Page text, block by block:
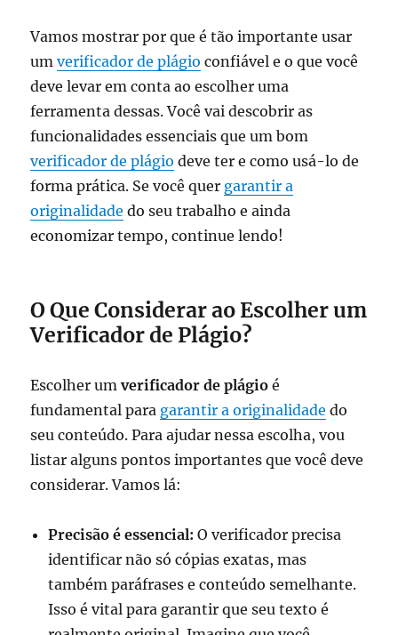
Vamos mostrar por que é tão importante usar
umverificador de plágio confiável e o que você
deve levar em conta ao escolher uma
ferramenta dessas. Você vai descobrir as
funcionalidades essenciais que um bom
verificador de plágio deve ter e como usá-lo de
forma prática. Se você quer garantir a
originalidade do seu trabalho e ainda
economizar tempo, continue lendo!
O Que Considerar ao Escolher um
Verificador de Plágio?
Escolher umverificador de plágio é
fundamental para garantir a originalidade do
seu conteúdo. Para ajudar nessa escolha, vou
listar alguns pontos importantes que você deve
considerar. Vamos lá:
Precisão é essencial: O verificador precisa
identificar não só cópias exatas, mas
também paráfrases e conteúdo semelhante.
Isso é vital para garantir que seu texto é